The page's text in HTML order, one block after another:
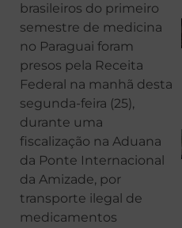
brasileiros do primeiro
semestre de medicina
no Paraguai foram
presos pela Receita
Federal na manhã desta
segunda-feira (25),
durante uma
fiscalização na Aduana
da Ponte Internacional
da Amizade, por
transporte ilegal de
medicamentos